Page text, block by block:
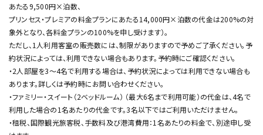
あたる9,500円×泊数、
プリンセス・プレミアの料金プランにあたる14,000円×泊数の代金は200%の対
象外となり、各料金プランの100%を申し受けます）。
ただし、1人利用客室の販売数には、制限がありますので予めご了承ください。予
約状況によっては、利用できない場合もあります。予約時にご確認ください。
・2人部屋を3〜4名で利用する場合は、予約状況によっては利用できない場合も
あります。詳しくは予約時にお問い合わせください。
・ファミリー・スイート（2ベッドルーム） （最大6名まで利用可能）の代金は、4名で
利用した場合の1名あたりの代金です。3名以下ではご利用いただけません。
・租税、国際観光旅客税、手数料及び港湾費用：1名あたりの料金で、別途申し受